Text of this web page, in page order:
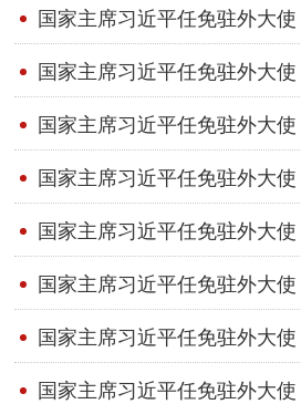
国家主席习近平任免驻外大使
国家主席习近平任免驻外大使
国家主席习近平任免驻外大使
国家主席习近平任免驻外大使
国家主席习近平任免驻外大使
国家主席习近平任免驻外大使
国家主席习近平任免驻外大使
国家主席习近平任免驻外大使